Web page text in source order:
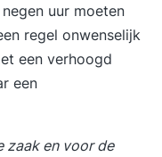
uur moeten
regel onwenselijk
een verhoogd
een
zaak en voor de